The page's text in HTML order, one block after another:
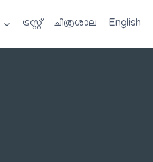
ട്രസ്റ്റ് ചിത്രശാല English